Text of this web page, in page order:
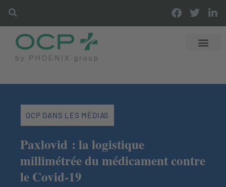
OCP DANS LES MÉDIAS
Paxlovid : la logistique
millimétrée du médicament contre
le Covid-19